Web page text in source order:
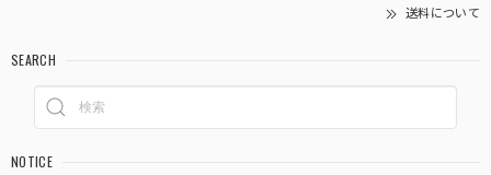
送料について
SEARCH
NOTICE